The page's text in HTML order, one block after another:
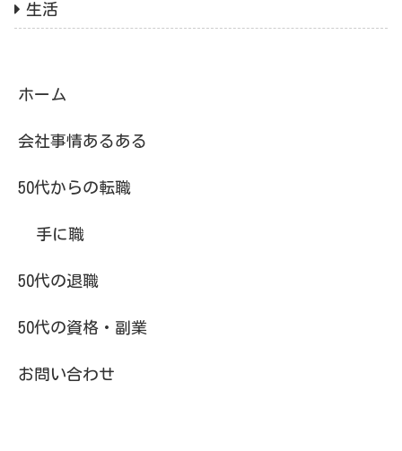
生活
ホーム
会社事情あるある
50代からの転職
手に職
50代の退職
50代の資格・副業
お問い合わせ